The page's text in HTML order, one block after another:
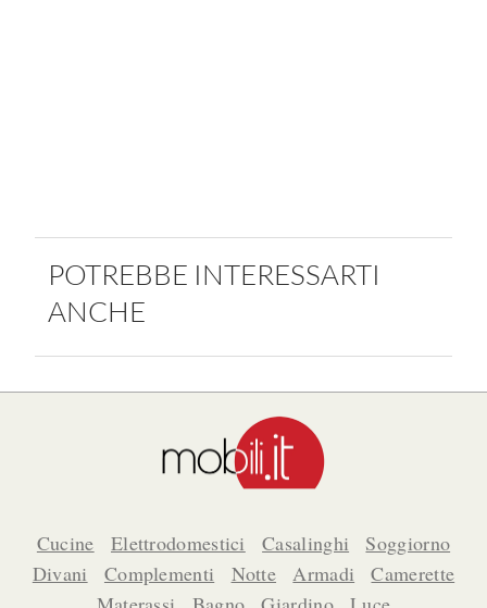
POTREBBE INTERESSARTI
ANCHE
Cucine Elettrodomestici Casalinghi
Soggiorno
Divani
Complementi Notte Armadi
Camerette